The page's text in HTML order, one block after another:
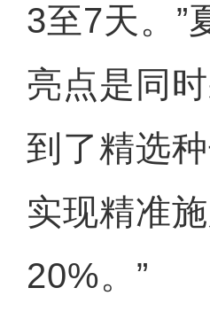
3至7天。”
亮点是同
到了精选
实现精准
20%。”